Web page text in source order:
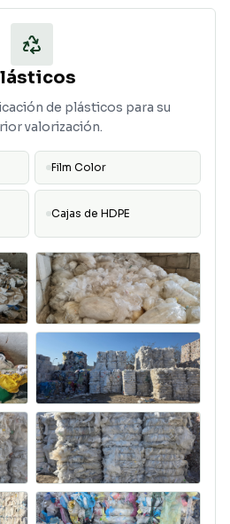
de plásticos para su
valorización.
Film Color
Cajas de HDPE